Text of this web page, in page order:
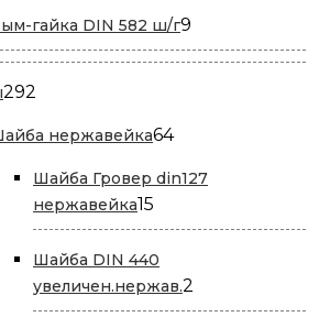
гайка DIN 582 ш/г9
товаров
292
нержавейка6464
Шайба Гровер din127
нержавейка15
товаров
Шайба DIN 440
увеличен.нержав.2
товара